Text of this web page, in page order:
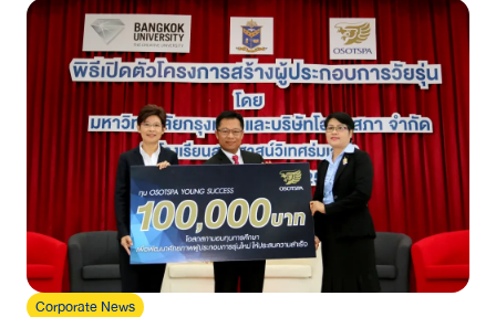
Corporate News